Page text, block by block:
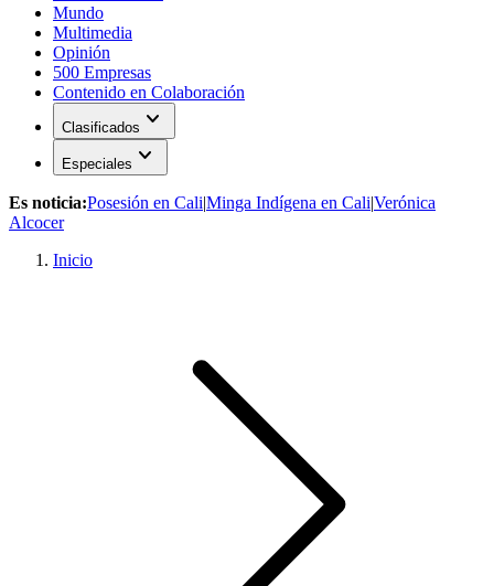
Mundo
Multimedia
Opinión
500 Empresas
Contenido en Colaboración
Clasificados expand_more
Especiales expand_more
Es noticia:Posesión en Cali|Minga Indígena en Cali|Verónica
Alcocer
Inicio